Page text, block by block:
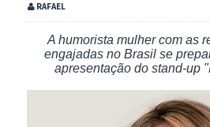
RAFAEL
A humorista mulher com as
engajadas no Brasil se
apresentação do stand-up